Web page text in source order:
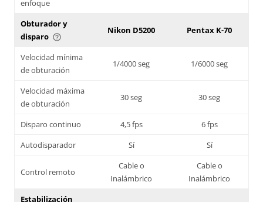
enfoque
Obturador y
disparo help_outline
Nikon D5200 Pentax K-70
Velocidad mínima
de obturación
1/4000 seg 1/6000 seg
Velocidad máxima
de obturación
30 seg 30 seg
Disparo continuo 4,5 fps
6 fps
Autodisparador
Sí Sí
Control remoto
Cable o
Inalámbrico
Cable o
Inalámbrico
Estabilización